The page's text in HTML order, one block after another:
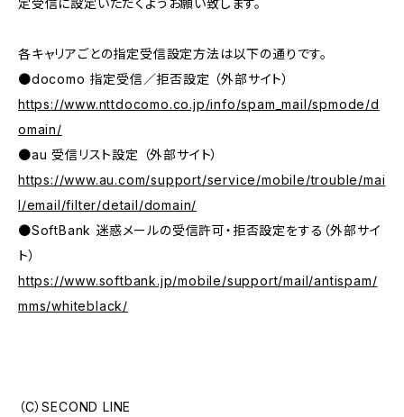
定受信に設定いただくようお願い致します。
各キャリアごとの指定受信設定方法は以下の通りです。
●docomo 指定受信／拒否設定 （外部サイト）
https://www.nttdocomo.co.jp/info/spam_mail/spmode/d
omain/
●au 受信リスト設定 （外部サイト）
https://www.au.com/support/service/mobile/trouble/mai
l/email/filter/detail/domain/
●SoftBank 迷惑メールの受信許可・拒否設定をする（外部サイ
ト）
https://www.softbank.jp/mobile/support/mail/antispam/
mms/whiteblack/
（C）SECOND LINE